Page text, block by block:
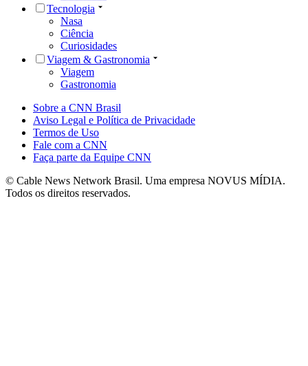
Tecnologia
Nasa
Ciência
Curiosidades
Viagem & Gastronomia
Viagem
Gastronomia
Sobre a CNN Brasil
Aviso Legal e Política de Privacidade
Termos de Uso
Fale com a CNN
Faça parte da Equipe CNN
© Cable News Network Brasil. Uma empresa NOVUS MÍDIA.
Todos os direitos reservados.